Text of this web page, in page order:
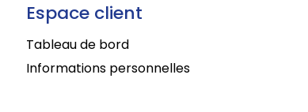
Espace client
Tableau de bord
Informations personnelles